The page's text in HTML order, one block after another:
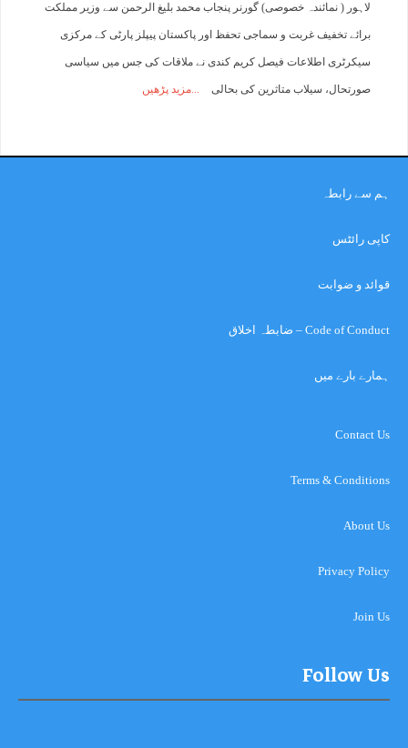
لاہور ( نمائندہ خصوصی) گورنر پنجاب محمد بلیغ الرحمن سے وزیر مملکت
برائے تخفیف غربت و سماجی تحفظ اور پاکستان پیپلز پارٹی کے مرکزی
سیکرٹری اطلاعات فیصل کریم کندی نے ملاقات کی جس میں سیاسی
صورتحال، سیلاب متاثرین کی بحالی مزید پڑھیں
ہم سے رابطہ
کاپی رائٹس
قوائد و ضوابت
Code of Conduct – ضابطہ اخلاق
ہمارے بارے میں
Contact Us
Terms & Conditions
About Us
Privacy Policy
Join Us
Follow Us